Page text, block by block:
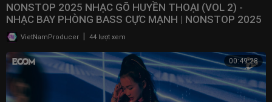
NONSTOP 2025 NHẠC GÕ HUYỀN THOẠI (VOL 2) -
NHẠC BAY PHÒNG BASS CỰC MẠNH | NONSTOP 2025
VINAHOUSE
VietNamProducer | 44 lượt xem
00:49:28